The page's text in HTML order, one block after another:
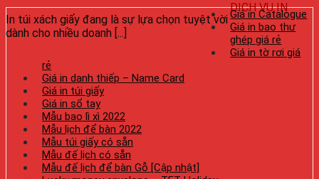
In túi xách giấy đang là sự lựa chọn tuyệt vời
dành cho nhiều doanh [...]
DỊCH VỤ IN
Giá in Catalogue
Giá in bao thư
ghép giá rẻ
Giá in tờ rơi giá
rẻ
Giá in danh thiếp – Name Card
Giá in túi giấy
Giá in sổ tay
Mẫu bao lì xì 2022
Mẫu lịch để bàn 2022
Mẫu túi giấy có sẵn
Mẫu đế lịch có sẵn
Mẫu đế lịch để bàn Gỗ [Cập nhật]